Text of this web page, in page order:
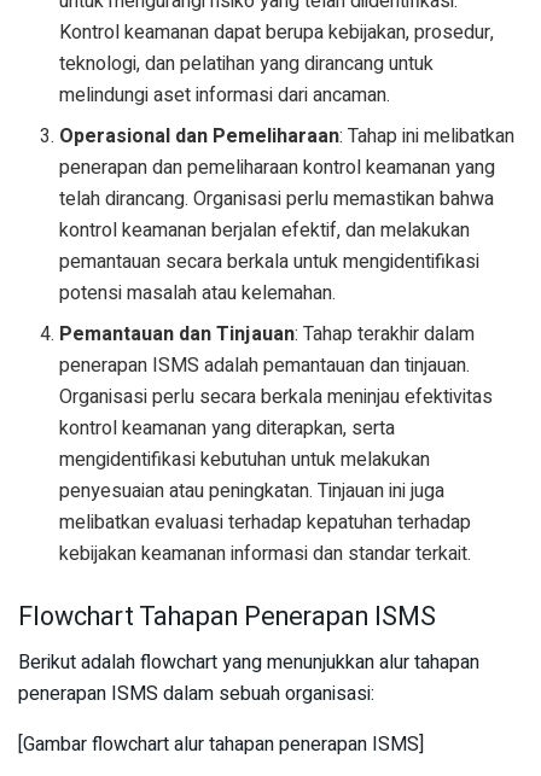
Kontrol keamanan dapat berupa kebijakan, prosedur,
teknologi, dan pelatihan yang dirancang untuk
melindungi aset informasi dari ancaman.
Operasional dan Pemeliharaan: Tahap ini melibatkan
penerapan dan pemeliharaan kontrol keamanan yang
telah dirancang. Organisasi perlu memastikan bahwa
kontrol keamanan berjalan efektif, dan melakukan
pemantauan secara berkala untuk mengidentifikasi
potensi masalah atau kelemahan.
Pemantauan dan Tinjauan: Tahap terakhir dalam
penerapan ISMS adalah pemantauan dan tinjauan.
Organisasi perlu secara berkala meninjau efektivitas
kontrol keamanan yang diterapkan, serta
mengidentifikasi kebutuhan untuk melakukan
penyesuaian atau peningkatan. Tinjauan ini juga
melibatkan evaluasi terhadap kepatuhan terhadap
kebijakan keamanan informasi dan standar terkait.
Flowchart Tahapan Penerapan ISMS
Berikut adalah flowchart yang menunjukkan alur tahapan
penerapan ISMS dalam sebuah organisasi:
[Gambar flowchart alur tahapan penerapan ISMS]